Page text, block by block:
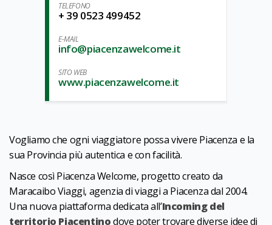
TELEFONO
+ 39 0523 499452
E-MAIL
info@piacenzawelcome.it
SITO WEB
www.piacenzawelcome.it
Vogliamo che ogni viaggiatore possa vivere Piacenza e la
sua Provincia più autentica e con facilità.
Nasce così Piacenza Welcome, progetto creato da
Maracaibo Viaggi, agenzia di viaggi a Piacenza dal 2004.
Una nuova piattaforma dedicata all’Incoming del
territorio Piacentinodove poter trovare diverse idee di